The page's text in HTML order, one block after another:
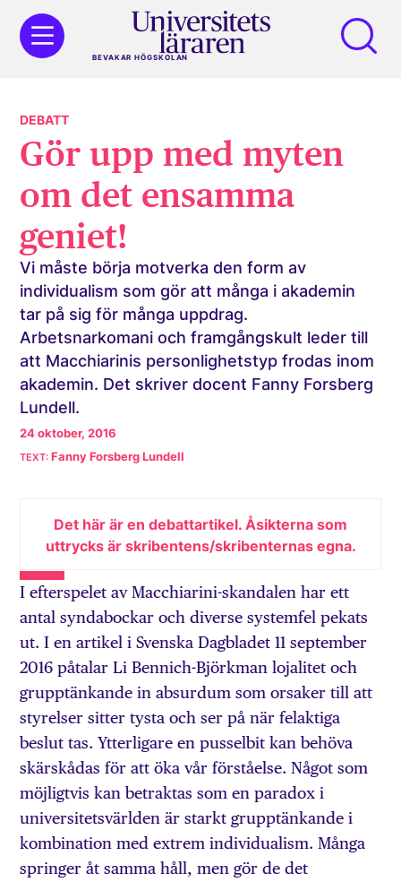
BEVAKAR HÖGSKOLAN
DEBATT
Gör upp med myten
om det ensamma
geniet!
Vi måste börja motverka den form av
individualism som gör att många i akademin
tar på sig för många uppdrag.
Arbetsnarkomani och framgångskult leder till
att Macchiarinis personlighetstyp frodas inom
akademin. Det skriver docent Fanny Forsberg
Lundell.
24 oktober, 2016
Fanny Forsberg Lundell
Det här är en debattartikel. Åsikterna som
uttrycks är skribentens/skribenternas egna.
I efterspelet av Macchiarini-skandalen har ett
antal syndabockar och diverse systemfel pekats
ut. I en artikel i Svenska Dagbladet 11 september
2016 påtalar Li Bennich-Björkman lojalitet och
grupptänkande in absurdum som orsaker till att
styrelser sitter tysta och ser på när felaktiga
beslut tas. Ytterligare en pusselbit kan behöva
skärskådas för att öka vår förståelse. Något som
möjligtvis kan betraktas som en paradox i
universitetsvärlden är starkt grupptänkande i
kombination med extrem individualism. Många
springer åt samma håll, men gör de det